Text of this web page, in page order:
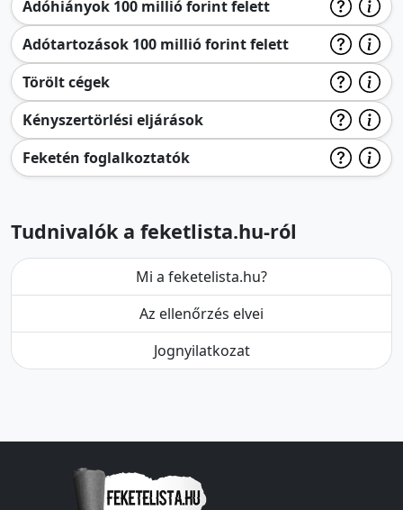
Adóhiányok 100 millió forint felett
Adótartozások 100 millió forint felett
Törölt cégek
Kényszertörlési eljárások
Feketén foglalkoztatók
Tudnivalók a feketlista.hu-ról
Mi a feketelista.hu?
Az ellenőrzés elvei
Jognyilatkozat